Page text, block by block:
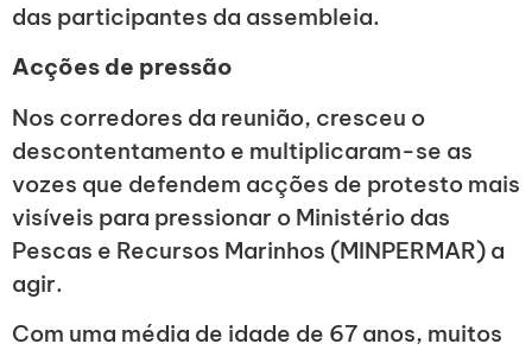
das participantes da assembleia.
Acções de pressão
Nos corredores da reunião, cresceu o
descontentamento e multiplicaram-se as
vozes que defendem acções de protesto mais
visíveis para pressionar o Ministério das
Pescas e Recursos Marinhos (MINPERMAR) a
agir.
Com uma média de idade de 67 anos, muitos